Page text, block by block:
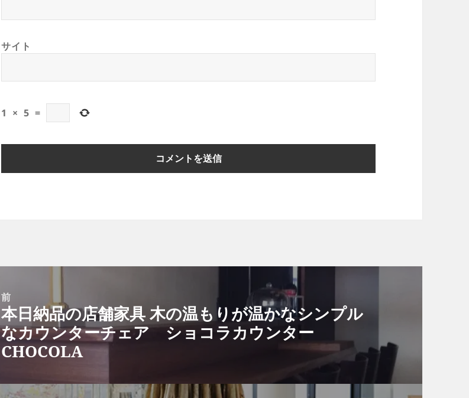
サイト
1 × 5 =
前
前
の
投
本日納品の店舗家具 木の温もりが温かなシンプル
なカウンターチェア ショコラカウンター
CHOCOLA